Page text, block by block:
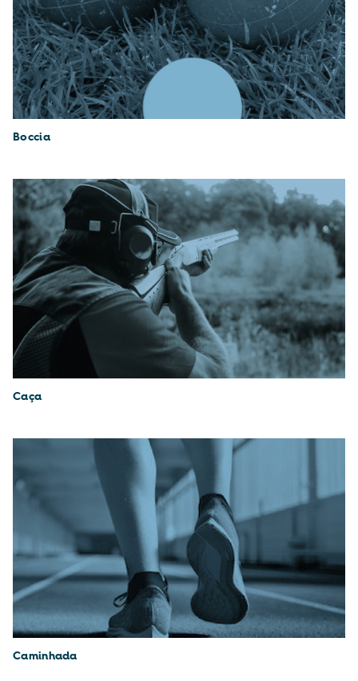
Boccia
Caça
Caminhada